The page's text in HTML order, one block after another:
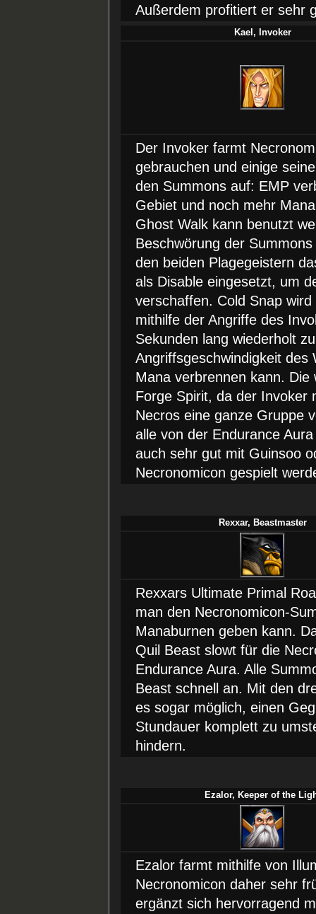
Außerdem profitiert er sehr
Kael, Invoker
Der Invoker farmt
gebrauchen und einige
den Summons auf: EMP
Gebiet und noch mehr
Ghost Walk kann benutzt
Beschwörung der
den beiden Plagegeistern
als Disable eingesetzt, um
verschaffen. Cold Snap
mithilfe der Angriffe des
Sekunden lang wiederholt
Angriffsgeschwindigkeit
Mana verbrennen kann.
Forge Spirit, da der Invoker
Necros eine ganze Gruppe
alle von der Endurance
auch sehr gut mit Guinsoo
Necronomicon gespielt
Rexxar, Beastmaster
Rexxars Ultimate Primal
man den Necronomicon-
Manaburnen geben kann.
Quil Beast slowt für die
Endurance Aura. Alle
Beast schnell an. Mit den
es sogar möglich, einen
Stundauer komplett zu
hindern.
Ezalor, Keeper of the
Ezalor farmt mithilfe von
Necronomicon daher sehr
ergänzt sich hervorragend